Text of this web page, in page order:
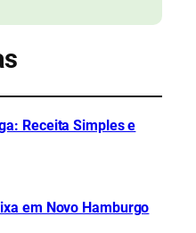
Receita Simples e
em Novo Hamburgo